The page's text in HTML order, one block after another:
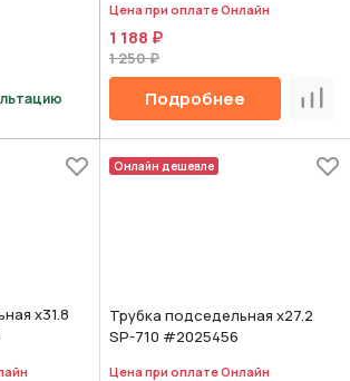
Цена при оплате Онлайн
1 188 ₽
1 250 ₽
Подробнее
х31.8
Онлайн дешевле
Трубка подседельная х27.2
SP-710 #2025456
Цена при оплате Онлайн